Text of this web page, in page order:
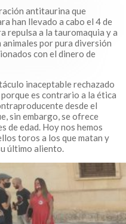
antitaurina que
han llevado a cabo el 4 de
repulsa a la tauromaquia y a
por pura diversión
con el dinero de
inaceptable rechazado
es contrario a la ética
desde el
sin embargo, se ofrece
de edad. Hoy nos hemos
toros a los que matan y
último aliento.